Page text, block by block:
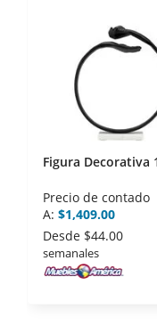
disposiciones
Asociación
- Nos
la Asociación de
Figura Decorativa
Precio de contado
A: $1,409.00
Desde $44.00
semanales